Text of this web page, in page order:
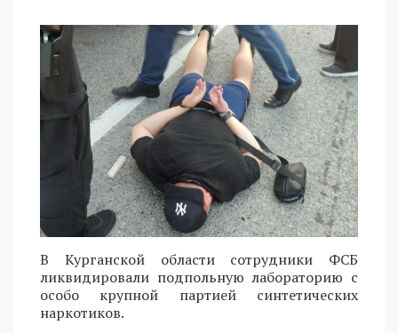
В Курганской области сотрудники ФСБ
ликвидировали подпольную лабораторию с
особо крупной партией синтетических
наркотиков.